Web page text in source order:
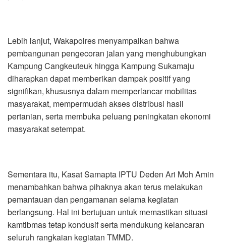
Lebih lanjut, Wakapolres menyampaikan bahwa
pembangunan pengecoran jalan yang menghubungkan
Kampung Cangkeuteuk hingga Kampung Sukamaju
diharapkan dapat memberikan dampak positif yang
signifikan, khususnya dalam memperlancar mobilitas
masyarakat, mempermudah akses distribusi hasil
pertanian, serta membuka peluang peningkatan ekonomi
masyarakat setempat.
Sementara itu, Kasat Samapta IPTU Deden Ari Moh Amin
menambahkan bahwa pihaknya akan terus melakukan
pemantauan dan pengamanan selama kegiatan
berlangsung. Hal ini bertujuan untuk memastikan situasi
kamtibmas tetap kondusif serta mendukung kelancaran
seluruh rangkaian kegiatan TMMD.